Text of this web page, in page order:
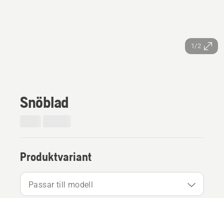
1/2
Snöblad
Produktvariant
Passar till modell